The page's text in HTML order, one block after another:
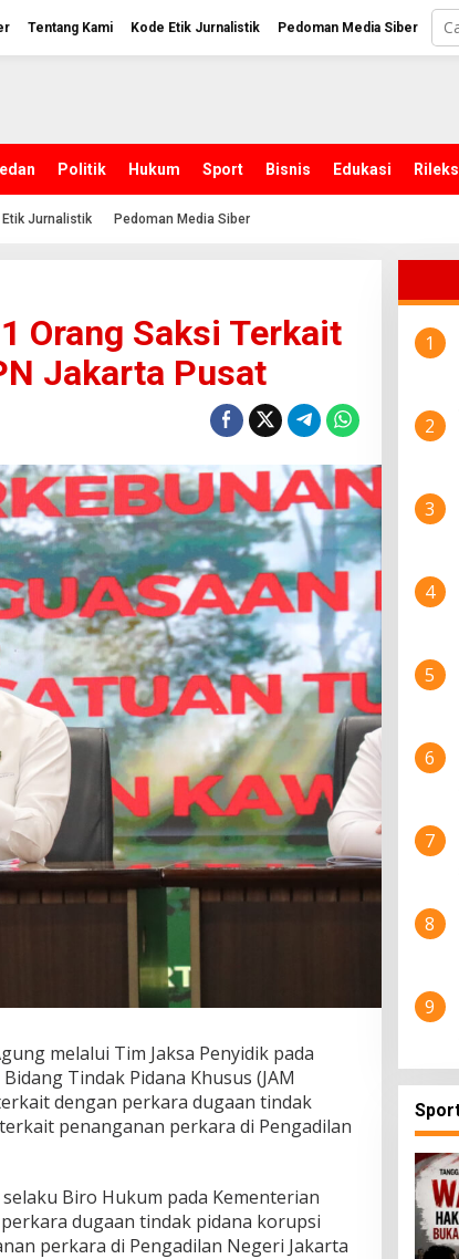
Tentang Kami Kode Etik Jurnalistik Pedoman Media Siber
Politik Hukum Sport Bisnis Edukasi Rileks
Etik Jurnalistik Pedoman Media Siber
Orang Saksi Terkait
Jakarta Pusat
melalui Tim Jaksa Penyidik pada
Tindak Pidana Khusus (JAM
dengan perkara dugaan tindak
penanganan perkara di Pengadilan
Biro Hukum pada Kementerian
dugaan tindak pidana korupsi
perkara di Pengadilan Negeri Jakarta
1
2
3
4
5
6
7
8
9